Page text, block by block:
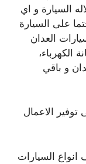
السيارة و اي
على السيارة
العدان
الكهرباء،
و باقي
الاعمال
السيارات